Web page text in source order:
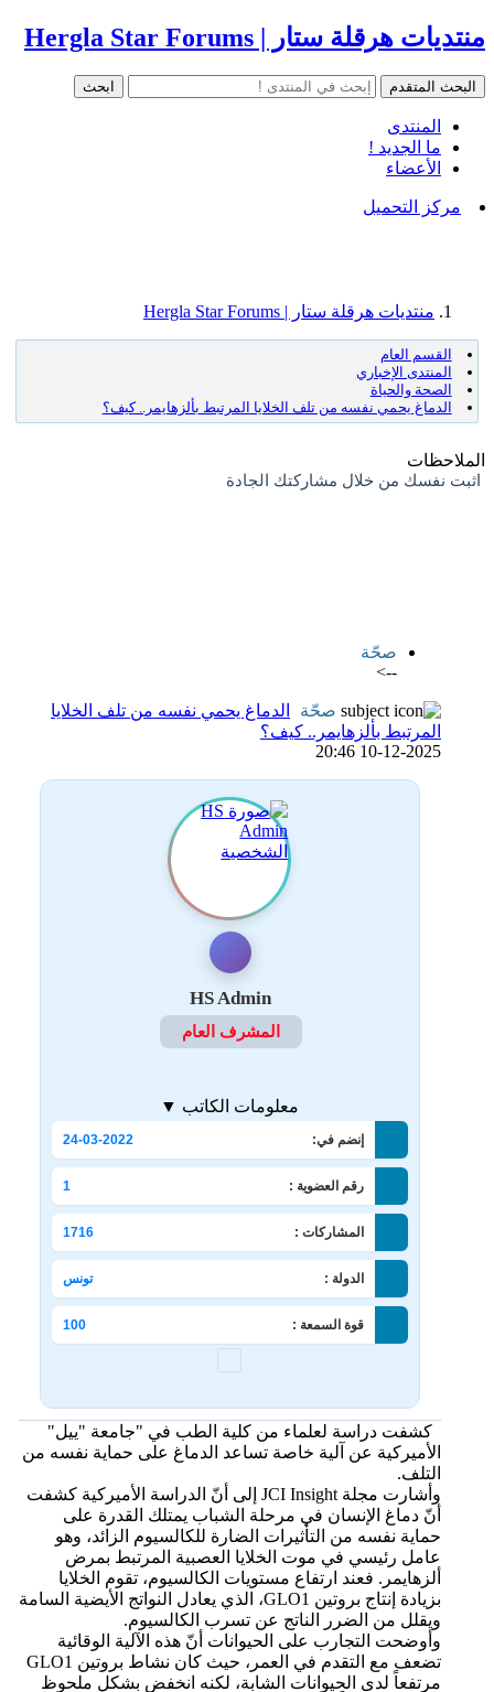
منتديات هرقلة ستار | Hergla Star Forums
المنتدى
ما الجديد !
الأعضاء
مركز التحميل
منتديات هرقلة ستار | Hergla Star Forums
القسم العام
المنتدى الإخباري
الصحة والحياة
الدماغ يحمي نفسه من تلف الخلايا المرتبط بألزهايمر.. كيف؟
الملاحظات
اثبت نفسك من خلال مشاركتك الجادة
صحّة
-->
صحّة
الدماغ يحمي نفسه من تلف الخلايا
المرتبط بألزهايمر.. كيف؟
10-12-2025 20:46
HS Admin
المشرف العام
معلومات الكاتب ▼
إنضم في: 24-03-2022
رقم العضوية : 1
المشاركات : 1716
الدولة : تونس
قوة السمعة : 100
كشفت دراسة لعلماء من كلية الطب في "جامعة "ييل"
الأميركية عن آلية خاصة تساعد الدماغ على حماية نفسه من
التلف.
وأشارت مجلة JCI Insight إلى أنّ الدراسة الأميركية كشفت
أنّ دماغ الإنسان في مرحلة الشباب يمتلك القدرة على
حماية نفسه من التأثيرات الضارة للكالسيوم الزائد، وهو
عامل رئيسي في موت الخلايا العصبية المرتبط بمرض
ألزهايمر. فعند ارتفاع مستويات الكالسيوم، تقوم الخلايا
بزيادة إنتاج بروتين GLO1، الذي يعادل النواتج الأيضية السامة
ويقلل من الضرر الناتج عن تسرب الكالسيوم.
وأوضحت التجارب على الحيوانات أنّ هذه الآلية الوقائية
تضعف مع التقدم في العمر، حيث كان نشاط بروتين GLO1
مرتفعاً لدى الحيوانات الشابة، لكنه انخفض بشكل ملحوظ